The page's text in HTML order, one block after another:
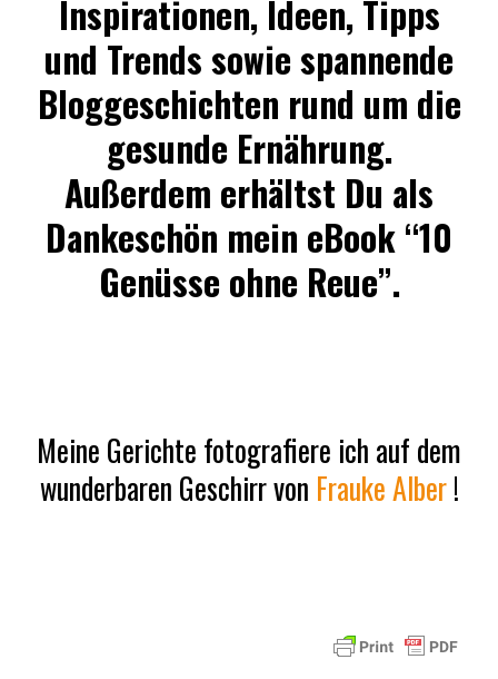
Inspirationen, Ideen, Tipps
und Trends sowie spannende
Bloggeschichten rund um die
gesunde Ernährung.
Außerdem erhältst Du als
Dankeschön mein eBook “10
Genüsse ohne Reue”.
Meine Gerichte fotografiere ich auf dem
wunderbaren Geschirr von Frauke Alber!